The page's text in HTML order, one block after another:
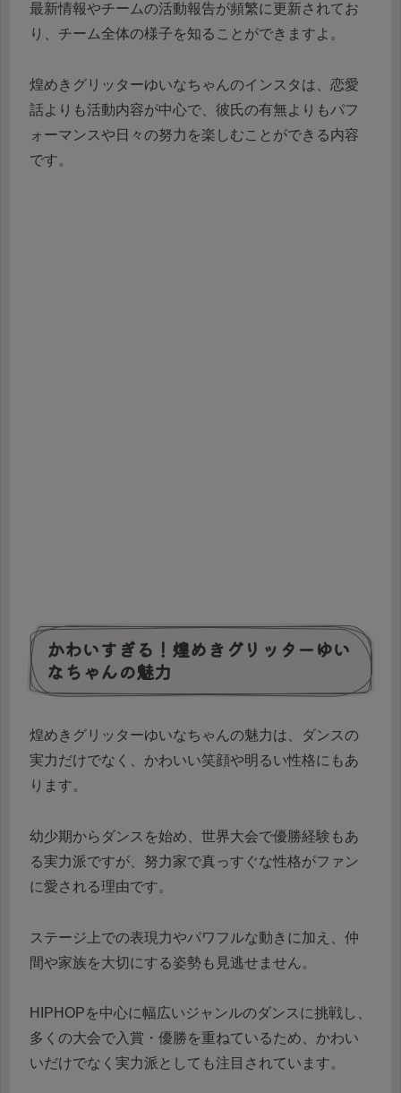
最新情報やチームの活動報告が頻繁に更新されてお
り、チーム全体の様子を知ることができますよ。
煌めきグリッターゆいなちゃんのインスタは、恋愛
話よりも活動内容が中心で、彼氏の有無よりもパフ
ォーマンスや日々の努力を楽しむことができる内容
です。
かわいすぎる！煌めきグリッターゆい
なちゃんの魅力
煌めきグリッターゆいなちゃんの魅力は、ダンスの
実力だけでなく、かわいい笑顔や明るい性格にもあ
ります。
幼少期からダンスを始め、世界大会で優勝経験もあ
る実力派ですが、努力家で真っすぐな性格がファン
に愛される理由です。
ステージ上での表現力やパワフルな動きに加え、仲
間や家族を大切にする姿勢も見逃せません。
HIPHOPを中心に幅広いジャンルのダンスに挑戦し、
多くの大会で入賞・優勝を重ねているため、かわい
いだけでなく実力派としても注目されています。